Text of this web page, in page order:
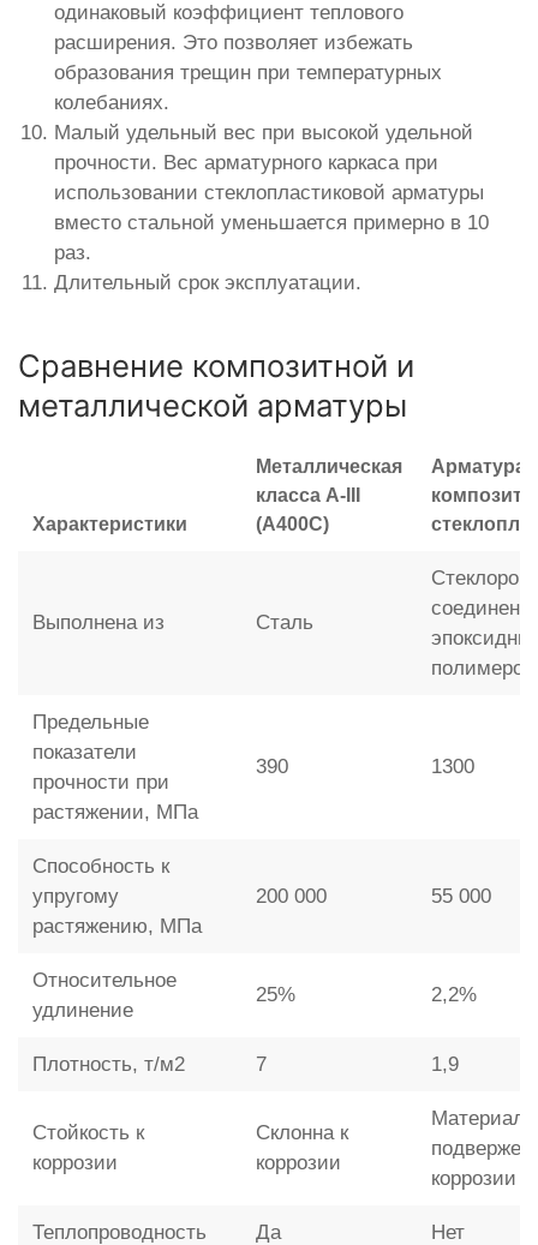
одинаковый коэффициент теплового
расширения. Это позволяет избежать
образования трещин при температурных
колебаниях.
Малый удельный вес при высокой удельной
прочности. Вес арматурного каркаса при
использовании стеклопластиковой арматуры
вместо стальной уменьшается примерно в 10
раз.
Длительный срок эксплуатации.
Сравнение композитной и
металлической арматуры
Характеристики
Металлическая
класса A-III
(А400С)
Арматура
Выполнена из Сталь
полимером
Предельные
показатели
прочности при
растяжении, МПа
390 1300
Способность к
упругому
растяжению, МПа
200 000 55 000
Относительное
удлинение
25% 2,2%
Плотность, т/м2 7 1,9
Стойкость к
коррозии
Склонна к
коррозии
Материал
подвержен
коррозии
Теплопроводность Да Нет